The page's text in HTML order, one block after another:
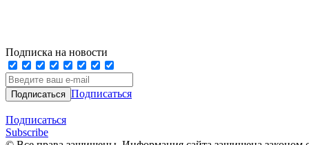
Подписка на новости
Подписаться
Подписаться
Subscribe